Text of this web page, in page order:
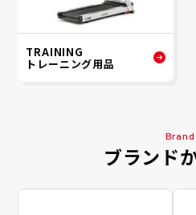
TRAINING
トレーニング用品
Brand
ブランド